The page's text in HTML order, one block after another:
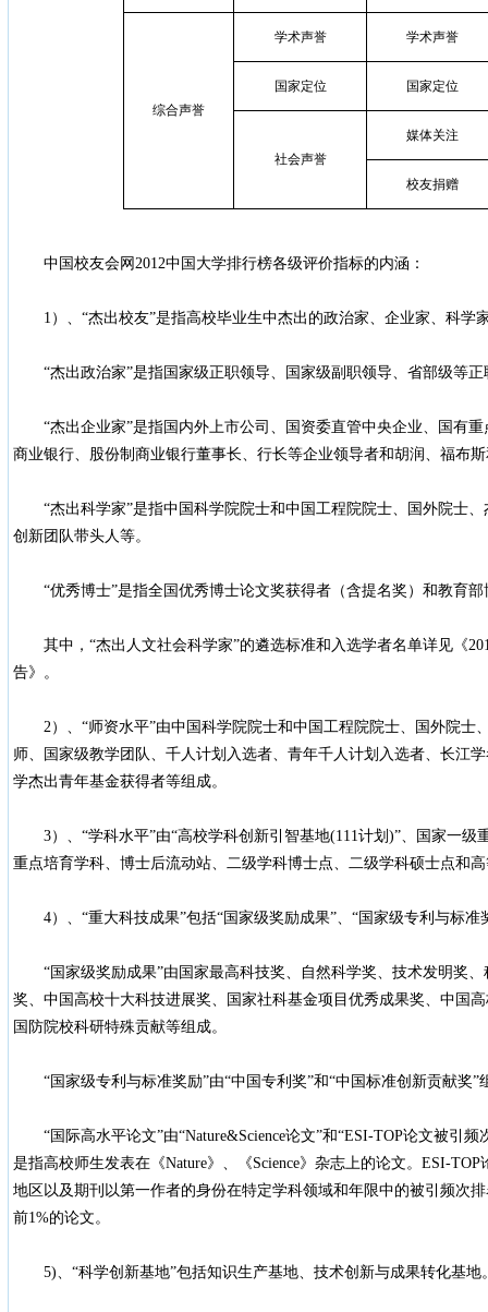
综合声誉
学术声誉 学术声誉
国家定位 国家定位
社会声誉
媒体关注
校友捐赠
中国校友会网2012中国大学排行榜各级评价指标的内涵：
1）、“杰出校友”是指高校毕业生中杰出的政治家、企业家、科学
“杰出政治家”是指国家级正职领导、国家级副职领导、省部级等正
“杰出企业家”是指国内外上市公司、国资委直管中央企业、国有重
商业银行、股份制商业银行董事长、行长等企业领导者和胡润、福布
“杰出科学家”是指中国科学院院士和中国工程院院士、国外院士、
创新团队带头人等。
“优秀博士”是指全国优秀博士论文奖获得者（含提名奖）和教育部
其中，“杰出人文社会科学家”的遴选标准和入选学者名单详见《
告》。
2）、“师资水平”由中国科学院院士和中国工程院院士、国外院士
师、国家级教学团队、千人计划入选者、青年千人计划入选者、长江
学杰出青年基金获得者等组成。
3）、“学科水平”由“高校学科创新引智基地(111计划)”、国家一级
重点培育学科、博士后流动站、二级学科博士点、二级学科硕士点和
4）、“重大科技成果”包括“国家级奖励成果”、“国家级专利与标准
“国家级奖励成果”由国家最高科技奖、自然科学奖、技术发明奖、
奖、中国高校十大科技进展奖、国家社科基金项目优秀成果奖、中国
国防院校科研特殊贡献等组成。
“国家级专利与标准奖励”由“中国专利奖”和“中国标准创新贡献奖”
“国际高水平论文”由“Nature&Science论文”和“ESI-TOP论文被引频
是指高校师生发表在《Nature》、《Science》杂志上的论文。ESI-
地区以及期刊以第一作者的身份在特定学科领域和年限中的被引频次
前1%的论文。
5)、“科学创新基地”包括知识生产基地、技术创新与成果转化基地